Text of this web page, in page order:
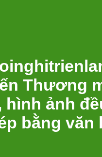
Thương
hình ảnh
bằng văn